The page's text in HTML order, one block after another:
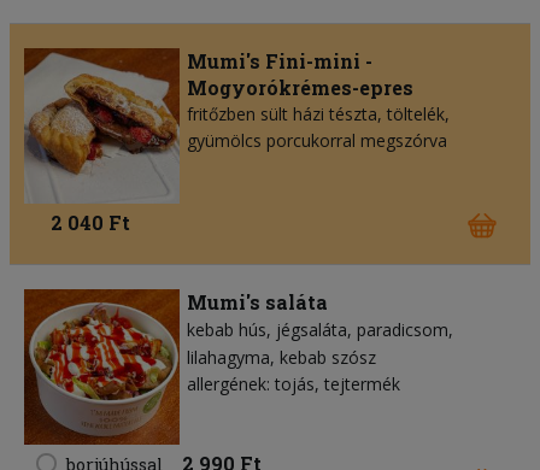
Mumi's Fini-mini -
Mogyorókrémes-epres
fritőzben sült házi tészta, töltelék,
gyümölcs porcukorral megszórva
2 040 Ft
Mumi's saláta
kebab hús jégsaláta paradicsom
lilahagyma kebab szósz
allergének: tojás, tejtermék
borjúhússal 2 990 Ft